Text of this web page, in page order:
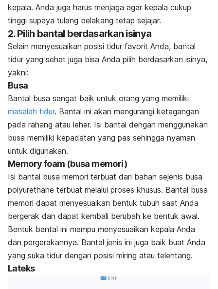
kepala. Anda juga harus menjaga agar kepala cukup
tinggi supaya tulang belakang tetap sejajar.
2. Pilih bantal berdasarkan isinya
Selain menyesuaikan posisi tidur favorit Anda, bantal
tidur yang sehat juga bisa Anda pilih berdasarkan isinya,
yakni:
Busa
Bantal busa sangat baik untuk orang yang memiliki
masalah tidur. Bantal ini akan mengurangi ketegangan
pada rahang atau leher. Isi bantal dengan menggunakan
busa memiliki kepadatan yang pas sehingga nyaman
untuk digunakan.
Memory foam (busa memori)
Isi bantal busa memori terbuat dari bahan sejenis busa
polyurethane terbuat melalui proses khusus. Bantal busa
memori dapat menyesuaikan bentuk tubuh saat Anda
bergerak dan dapat kembali berubah ke bentuk awal.
Bentuk bantal ini mampu menyesuaikan kepala Anda
dan pergerakannya. Bantal jenis ini juga baik buat Anda
yang suka tidur dengan posisi miring atau telentang.
Lateks
Iklan